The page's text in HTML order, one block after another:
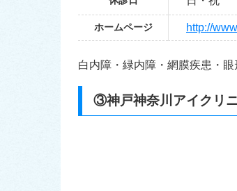
ホームページ http://
白内障・緑内障・網膜疾患・
③神戸神奈川アイクリ